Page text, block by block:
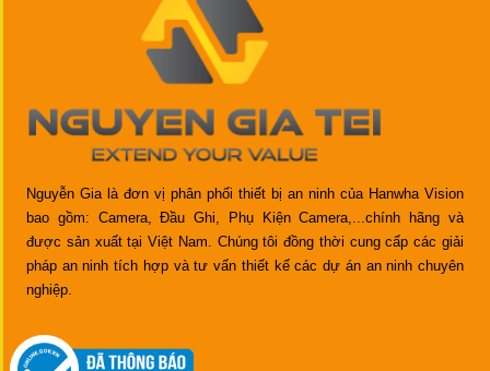
Nguyễn Gia là đơn vị phân phối thiết bị an ninh của Hanwha Vision
bao gồm: Camera, Đầu Ghi, Phụ Kiện Camera,...chính hãng và
được sản xuất tại Việt Nam. Chúng tôi đồng thời cung cấp các giải
pháp an ninh tích hợp và tư vấn thiết kế các dự án an ninh chuyên
nghiệp.